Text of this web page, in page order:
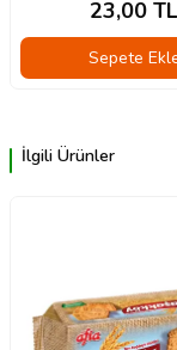
23,00 TL
Sepete
İlgili Ürünler